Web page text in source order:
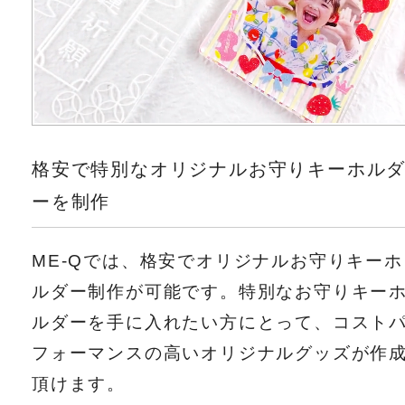
格安で特別なオリジナルお守りキーホル
ーを制作
ME-Qでは、格安でオリジナルお守りキーホ
ルダー制作が可能です。特別なお守りキー
ルダーを手に入れたい方にとって、コスト
フォーマンスの高いオリジナルグッズが作
頂けます。